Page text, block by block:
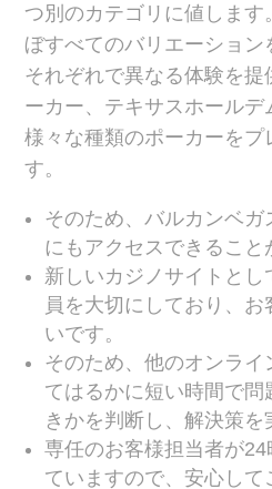
つ別のカテゴリに値します
ぼすべてのバリエーション
それぞれで異なる体験を
ーカー、テキサスホールデ
様々な種類のポーカーをプ
す。
そのため、バルカンベ
にもアクセスできること
新しいカジノサイトと
員を大切にしており、
いです。
そのため、他のオンラ
てはるかに短い時間で
きかを判断し、解決策を
専任のお客様担当者が
ていますので、安心して